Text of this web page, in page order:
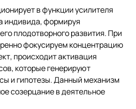
в функции усилителя
индивида, формируя
плодотворного развития. При
фокусируем концентрацию
происходит активация
которые генерируют
и гипотезы. Данный механизм
созерцание в деятельное